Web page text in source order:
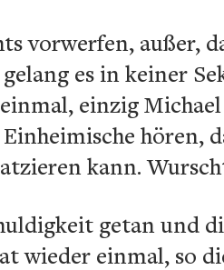
vorwerfen, außer,
es in keiner
einzig
hören,
kann.
getan und
wieder einmal, so